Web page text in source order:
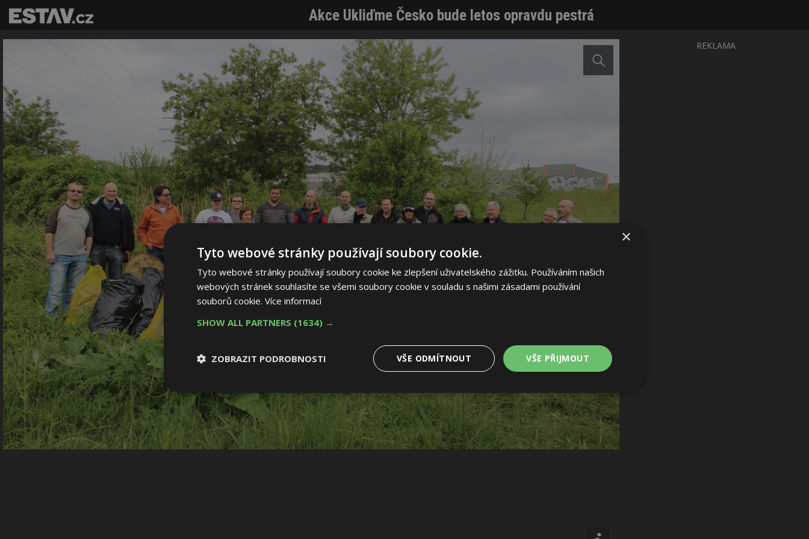
Akce Ukliďme Česko bude letos opravdu pestrá
REKLAMA
×
Tyto webové stránky používají soubory cookie.
Tyto webové stránky používají soubory cookie ke zlepšení uživatelského zážitku. Používáním našich
webových stránek souhlasíte se všemi soubory cookie v souladu s našimi zásadami používání
souborů cookie. Více informací
SHOW ALL PARTNERS (1634) →
VŠE PŘIJMOUT
VŠE ODMÍTNOUT
ZOBRAZIT PODROBNOSTI
Nezbytně nutné
soubory
Výkonové
soubory
Soubory cílení Funkční soubory
Nezařazené
soubory